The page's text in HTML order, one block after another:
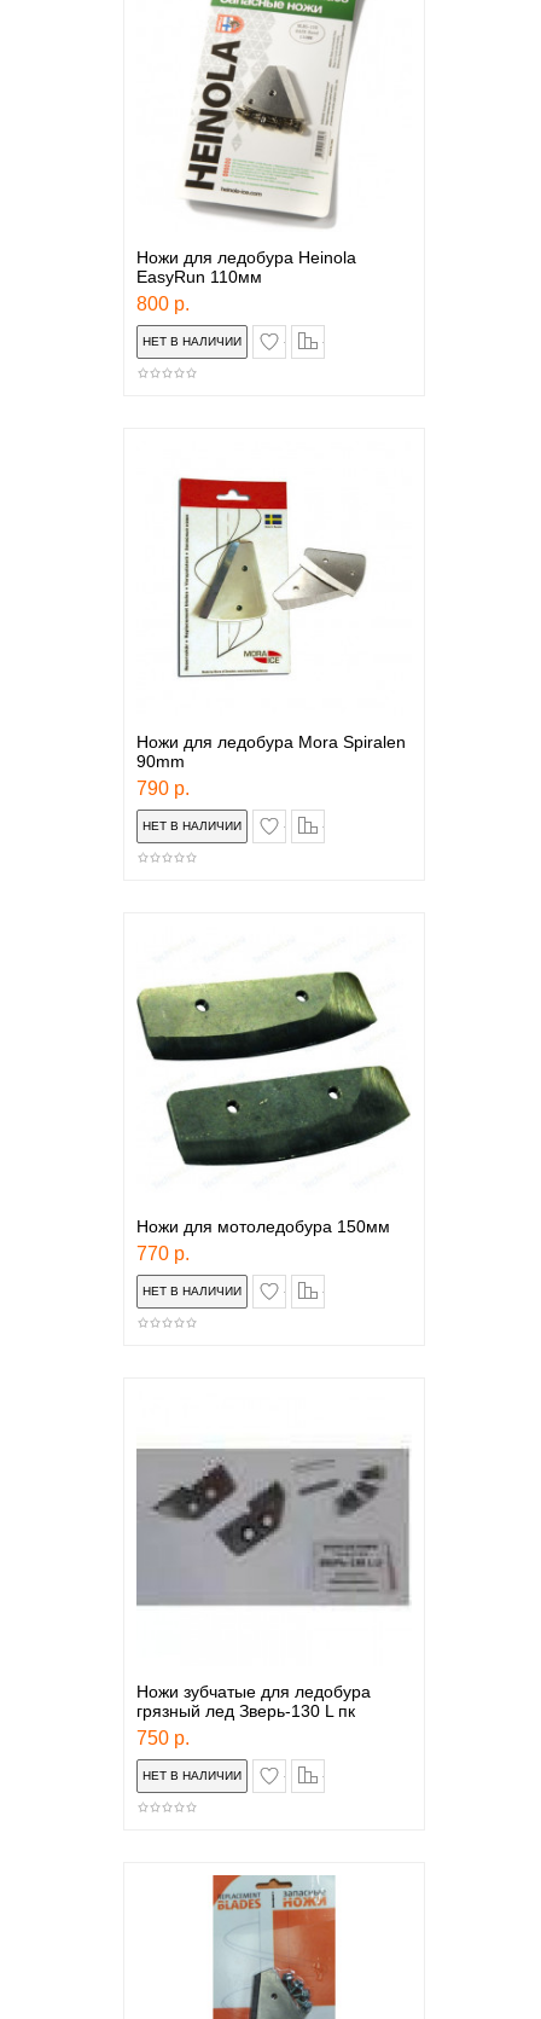
Ножи для ледобура Heinola
EasyRun 110мм
800 р.
в закладки
Ножи для ледобура Mora Spiralen
90mm
790 р.
в закладки
Ножи для мотоледобура 150мм
770 р.
в закладки
Ножи зубчатые для ледобура
грязный лед Зверь-130 L пк
750 р.
в закладки